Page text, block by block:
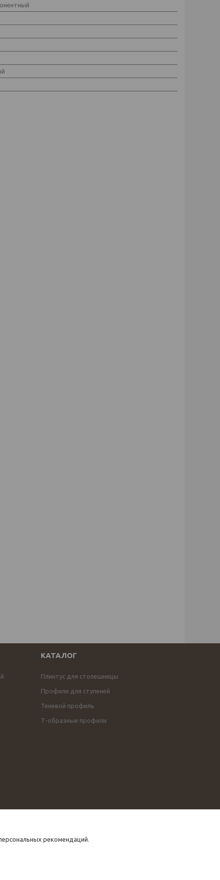
КАТАЛОГ
Плинтус для столешницы
Профили для ступеней
Теневой профиль
Т-образные профили
рекомендаций.